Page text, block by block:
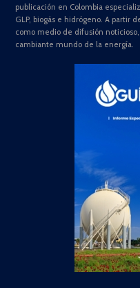
publicación en Colombia
GLP, biogás e hidrógeno. A partir
como medio de difusión
cambiante mundo de la energía.